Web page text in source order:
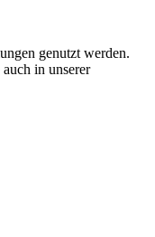
genutzt werden.
in unserer